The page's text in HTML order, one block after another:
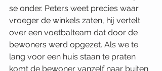
se onder. Peters weet precies waar
vroeger de winkels zaten, hij vertelt
over een voetbalteam dat door de
bewoners werd opgezet. Als we te
lang voor een huis staan te praten
komt de bewoner vanzelf naar buiten